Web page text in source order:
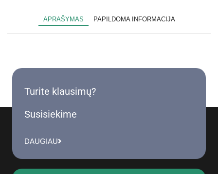
APRAŠYMAS PAPILDOMA INFORMACIJA
Turite klausimų?
Susisiekime
DAUGIAU